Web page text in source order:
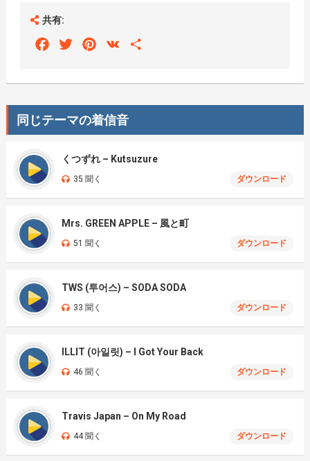
共有:
FacebookTwitterPinterest
VK
同じテーマの着信音
くつずれ – Kutsuzure
35 聞く ダウンロード
Mrs. GREEN APPLE – 風と町
51 聞く ダウンロード
TWS (투어스) – SODA SODA
33 聞く ダウンロード
ILLIT (아일릿) – I Got Your Back
46 聞く ダウンロード
Travis Japan – On My Road
44 聞く ダウンロード